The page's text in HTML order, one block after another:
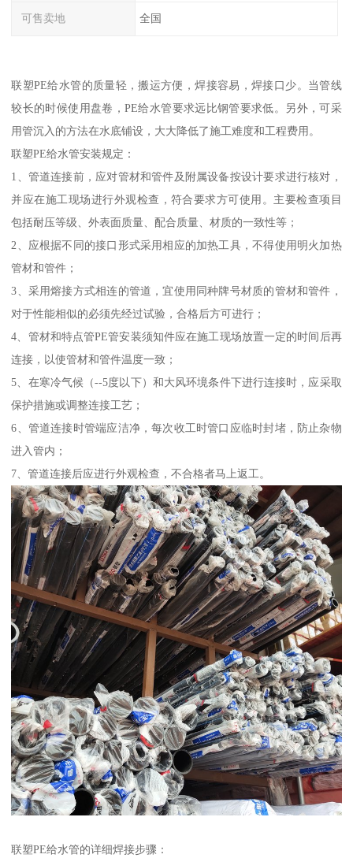
可售卖地 全国
联塑PE给水管的质量轻，搬运方便，焊接容易，焊接口少。当管线
较长的时候使用盘卷，PE给水管要求远比钢管要求低。另外，可采
用管沉入的方法在水底铺设，大大降低了施工难度和工程费用。
联塑PE给水管安装规定：
1、管道连接前，应对管材和管件及附属设备按设计要求进行核对，
并应在施工现场进行外观检查，符合要求方可使用。主要检查项目
包括耐压等级、外表面质量、配合质量、材质的一致性等；
2、应根据不同的接口形式采用相应的加热工具，不得使用明火加热
管材和管件；
3、采用熔接方式相连的管道，宜使用同种牌号材质的管材和管件，
对于性能相似的必须先经过试验，合格后方可进行；
4、管材和特点管PE管安装须知件应在施工现场放置一定的时间后再
连接，以使管材和管件温度一致；
5、在寒冷气候（--5度以下）和大风环境条件下进行连接时，应采取
保护措施或调整连接工艺；
6、管道连接时管端应洁净，每次收工时管口应临时封堵，防止杂物
进入管内；
7、管道连接后应进行外观检查，不合格者马上返工。
联塑PE给水管的详细焊接步骤：